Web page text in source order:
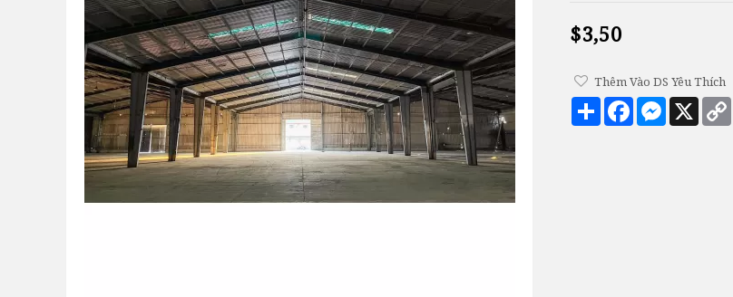
$3,50
Thêm Vào DS Yêu Thích
Chia
sẻ
FacebookMessenger
X